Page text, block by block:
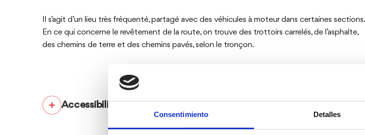
Consentimiento Detalles
Il s’agit d’un lieu très fréquenté, partagé avec des véhicules à moteur dans certaines sections.
En ce qui concerne le revêtement de la route, on trouve des trottoirs carrelés, de l’asphalte,
des chemins de terre et des chemins pavés, selon le tronçon.
Accessibilité